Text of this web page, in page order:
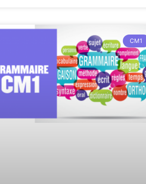
CM1